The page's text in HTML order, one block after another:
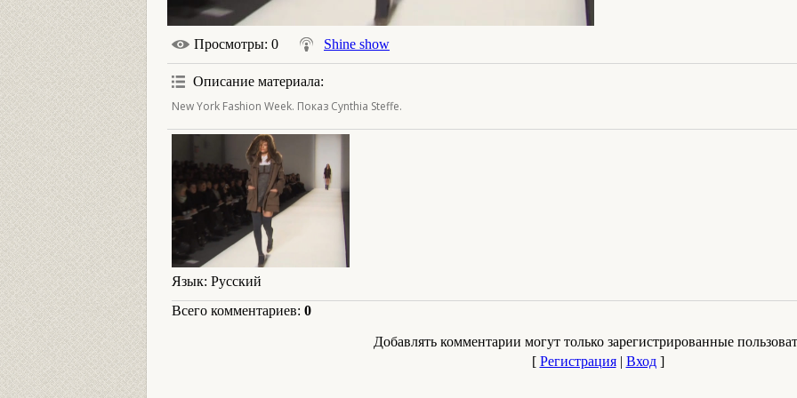
Просмотры: 0 Shine show
Описание материала:
New York Fashion Week. Показ Cynthia Steffe.
Язык: Русский
Всего комментариев: 0
Добавлять комментарии могут только зарегистрированные
[ Регистрация| Вход]